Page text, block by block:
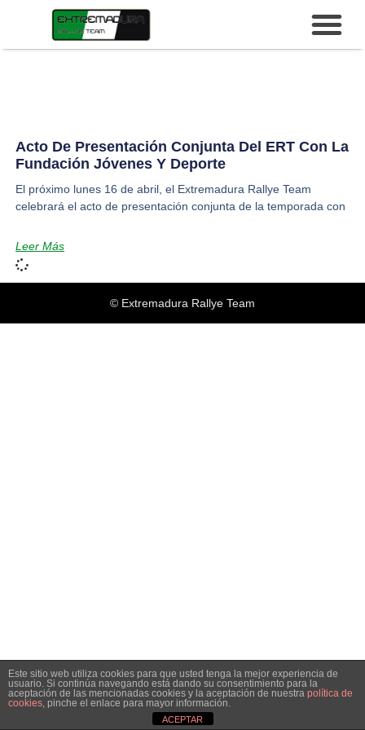
Acto De Presentación Conjunta Del ERT Con La
Fundación Jóvenes Y Deporte
El próximo lunes 16 de abril, el Extremadura Rallye Team
celebrará el acto de presentación conjunta de la temporada con
Leer Más
© Extremadura Rallye Team
Este sitio web utiliza cookies para que usted tenga la mejor experiencia de
usuario. Si continúa navegando está dando su consentimiento para la
aceptación de las mencionadas cookies y la aceptación de nuestra política de
cookies, pinche el enlace para mayor información.
ACEPTAR